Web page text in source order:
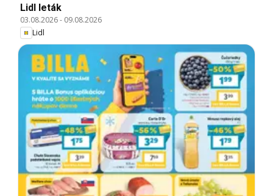
Lidl leták
03.08.2026- 09.08.2026
Lidl